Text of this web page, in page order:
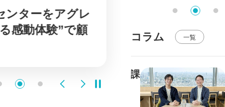
ターをアグレ
感動体験”で顧
実業務を
の“理想の姿
Previous
コラム 一覧
ポイントを解説